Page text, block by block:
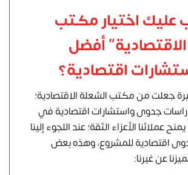
عليك اختيار مكتب
أفضل
اقتصادية؟
جعلت من مكتب الشعلة الاقتصادية؛
جدوى واستشارات اقتصادية في
عملائنا الأعزاء الثقة؛ عند اللجوء إلينا
اقتصادية للمشروع، وهذه بعض
عن غيرنا: